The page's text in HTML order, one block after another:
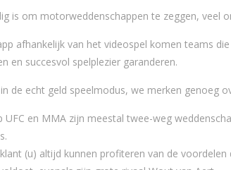
is om motorweddenschappen te zeggen, veel
afhankelijk van het videospel komen teams
en succesvol spelplezier garanderen.
de echt geld speelmodus, we merken genoeg
UFC en MMA zijn meestal twee-weg
(u) altijd kunnen profiteren van de